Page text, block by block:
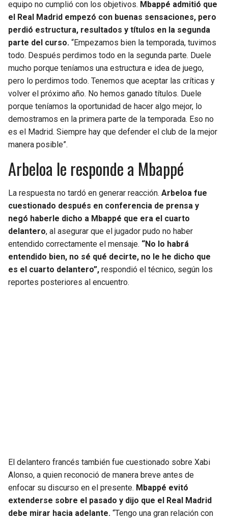
equipo no cumplió con los objetivos. Mbappé admitió que
el Real Madrid empezó con buenas sensaciones, pero
perdió estructura, resultados y títulos en la segunda
parte del curso. “Empezamos bien la temporada, tuvimos
todo. Después perdimos todo en la segunda parte. Duele
mucho porque teníamos una estructura e idea de juego,
pero lo perdimos todo. Tenemos que aceptar las críticas y
volver el próximo año. No hemos ganado títulos. Duele
porque teníamos la oportunidad de hacer algo mejor, lo
demostramos en la primera parte de la temporada. Eso no
es el Madrid. Siempre hay que defender el club de la mejor
manera posible”.
Arbeloa le responde a Mbappé
La respuesta no tardó en generar reacción. Arbeloa fue
cuestionado después en conferencia de prensa y
negó haberle dicho a Mbappé que era el cuarto
delantero, al asegurar que el jugador pudo no haber
entendido correctamente el mensaje. “No lo habrá
entendido bien, no sé qué decirte, no le he dicho que
es el cuarto delantero”, respondió el técnico, según los
reportes posteriores al encuentro.
El delantero francés también fue cuestionado sobre Xabi
Alonso, a quien reconoció de manera breve antes de
enfocar su discurso en el presente. Mbappé evitó
extenderse sobre el pasado y dijo que el Real Madrid
debe mirar hacia adelante. “Tengo una gran relación con